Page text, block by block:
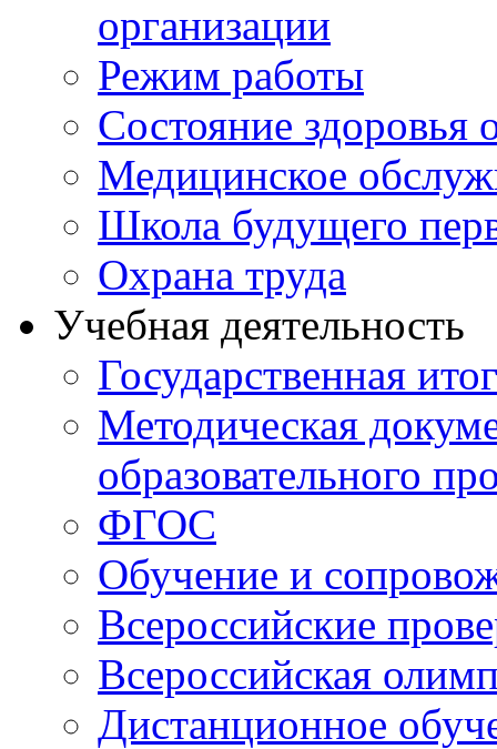
организации
Режим работы
Состояние
Медицинское
Школа будущего
Охрана труда
Учебная деятельность
Государственная
Методическая
образовательного
ФГОС
Обучение и
Всероссийские
Всероссийская
Дистанционное